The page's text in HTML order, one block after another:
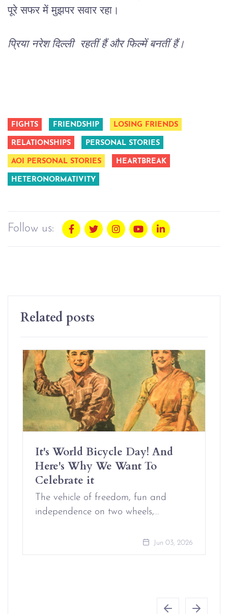
पूरे सफर में मुझपर सवार रहा।
प्रिया नरेश दिल्ली  रहतीं हैं और फिल्में बनतीं हैं।
FIGHTS FRIENDSHIP LOSING FRIENDS
RELATIONSHIPS PERSONAL STORIES
AOI PERSONAL STORIES HEARTBREAK
HETERONORMATIVITY
Follow us:
Related posts
It's World Bicycle Day! And
Here's Why We Want To
Celebrate it
The vehicle of freedom, fun and
independence on two wheels,…
Jun 03, 2026